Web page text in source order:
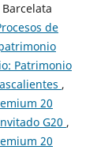
de
Patrimonio
,
20
G20 ,
20